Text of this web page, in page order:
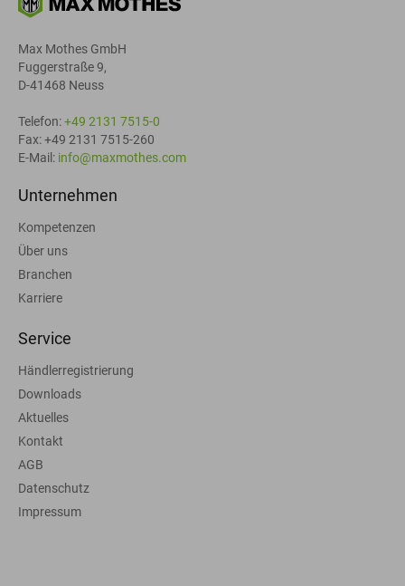
Max Mothes GmbH
Fuggerstraße 9,
D-41468 Neuss
Telefon:+49 2131 7515-0
Fax: +49 2131 7515-260
E-Mail: info@maxmothes.com
Unternehmen
Kompetenzen
Über uns
Branchen
Karriere
Service
Händlerregistrierung
Downloads
Aktuelles
Kontakt
AGB
Datenschutz
Impressum